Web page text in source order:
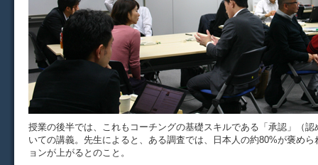
授業の後半では、これもコーチングの基礎スキルである「承認」（認
いての講義。先生によると、ある調査では、日本人の約80%が褒め
ョンが上がるとのこと。